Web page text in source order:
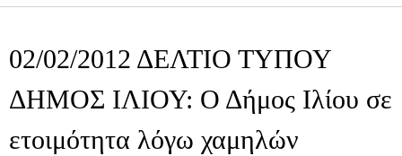
02/02/2012 ΔΕΛΤΙΟ ΤΥΠΟΥ
ΔΗΜΟΣ ΙΛΙΟΥ: Ο Δήμος Ιλίου σε
ετοιμότητα λόγω χαμηλών